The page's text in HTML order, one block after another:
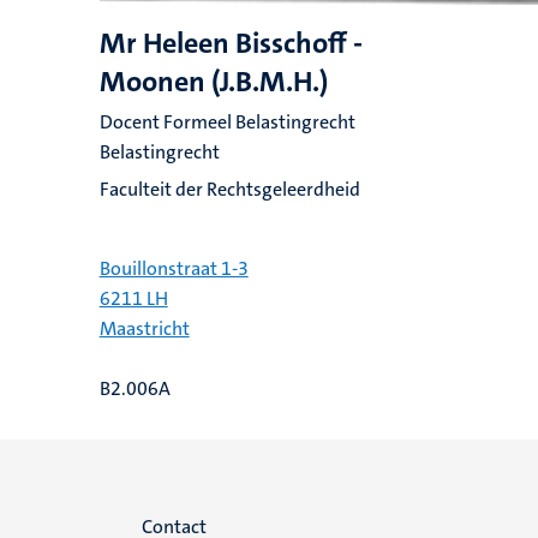
Mr Heleen Bisschoff -
Moonen (J.B.M.H.)
Docent Formeel Belastingrecht
Belastingrecht
Faculteit der Rechtsgeleerdheid
Bouillonstraat 1-3
6211 LH
Maastricht
B2.006A
Contact